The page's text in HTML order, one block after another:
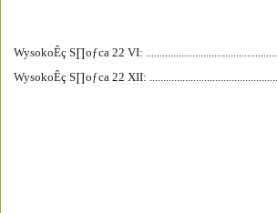
WysokoÊç S∏oƒca 22 VI:
WysokoÊç S∏oƒca 22 XII: